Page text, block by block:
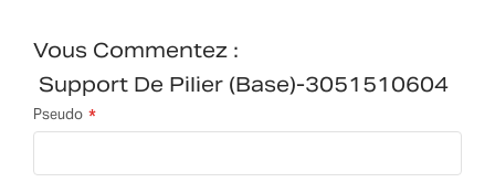
Vous Commentez :
Support De Pilier (Base)-3051510604
Pseudo